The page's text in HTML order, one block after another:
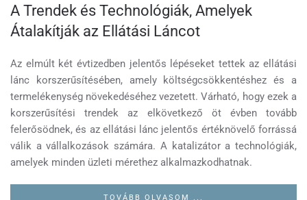
A Trendek és Technológiák, Amelyek
Átalakítják az Ellátási Láncot
Az elmúlt két évtizedben jelentős lépéseket tettek az ellátási
lánc korszerűsítésében, amely költségcsökkentéshez és a
termelékenység növekedéséhez vezetett. Várható, hogy ezek a
korszerűsítési trendek az elkövetkező öt évben tovább
felerősödnek, és az ellátási lánc jelentős értéknövelő forrássá
válik a vállalkozások számára. A katalizátor a technológiák,
amelyek minden üzleti mérethez alkalmazkodhatnak.
TOVÁBB OLVASOM ...